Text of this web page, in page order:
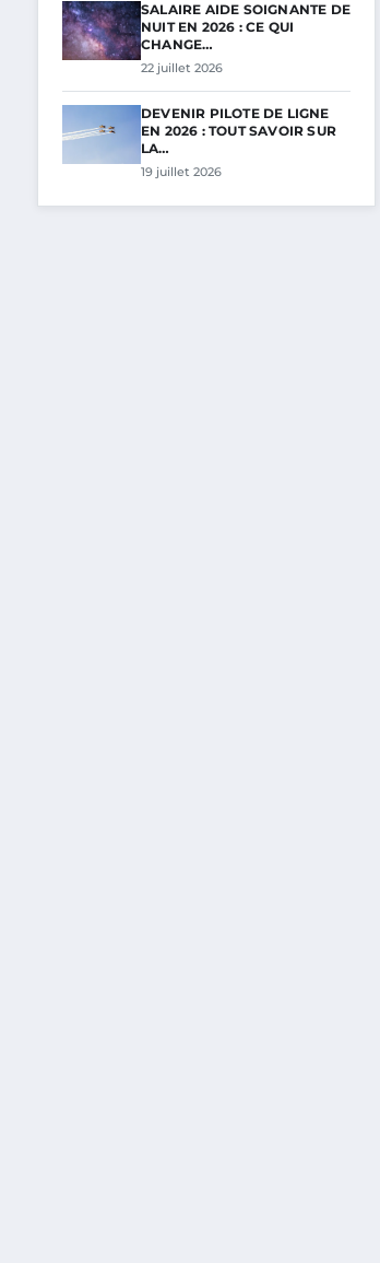
SALAIRE AIDE SOIGNANTE DE
NUIT EN 2026 : CE QUI
CHANGE…
22 juillet 2026
DEVENIR PILOTE DE LIGNE
EN 2026 : TOUT SAVOIR SUR
LA…
19 juillet 2026